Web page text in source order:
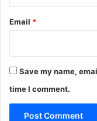
Email *
Save my name,
time I comment.